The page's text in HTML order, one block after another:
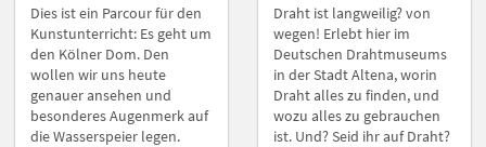
Dies ist ein Parcour für den
Kunstunterricht: Es geht um
den Kölner Dom. Den
wollen wir uns heute
genauer ansehen und
besonderes Augenmerk auf
die Wasserspeier legen.
Draht ist langweilig? von
wegen! Erlebt hier im
Deutschen Drahtmuseums
in der Stadt Altena, worin
Draht alles zu finden, und
wozu alles zu gebrauchen
ist. Und? Seid ihr auf Draht?